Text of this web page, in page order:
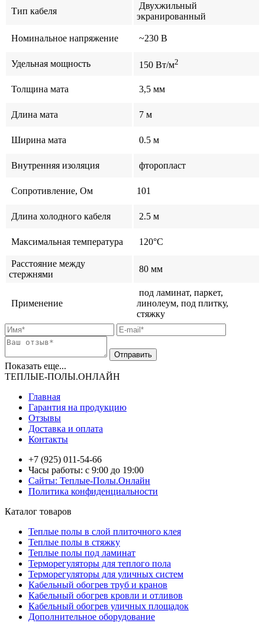
Тип кабеля
Двухжильный
экранированный
Номинальное напряжение ~230 В
Удельная мощность 150 Вт/м2
Толщина мата 3,5 мм
Длина мата 7 м
Ширина мата 0.5 м
Внутренняя изоляция фторопласт
Сопротивление, Ом 101
Длина холодного кабеля 2.5 м
Максимальная температура 120°C
Расстояние между
стержнями
80 мм
Применение
под ламинат, паркет,
линолеум, под плитку,
стяжку
Показать еще...
ТЕПЛЫЕ-ПОЛЫ.ОНЛАЙН
Главная
Гарантия на продукцию
Отзывы
Доставка и оплата
Контакты
+7 (925) 011-54-66
Часы работы: с 9:00 до 19:00
Сайты: Теплые-Полы.Онлайн
Политика конфиденциальности
Каталог товаров
Теплые полы в слой плиточного клея
Теплые полы в стяжку
Теплые полы под ламинат
Терморегуляторы для теплого пола
Терморегуляторы для уличных систем
Кабельный обогрев труб и кранов
Кабельный обогрев кровли и отливов
Кабельный обогрев уличных площадок
Дополнительное оборудование